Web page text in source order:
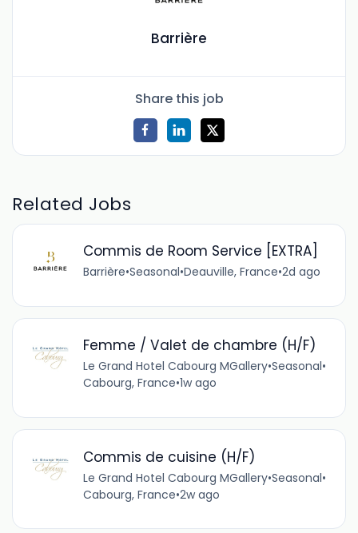
Barrière
Share this job
Related Jobs
Commis de Room Service [EXTRA]
Barrière•Seasonal•Deauville, France•2d ago
Femme / Valet de chambre (H/F)
Le Grand Hotel Cabourg MGallery•Seasonal•
Cabourg, France•1w ago
Commis de cuisine (H/F)
Le Grand Hotel Cabourg MGallery•Seasonal•
Cabourg, France•2w ago